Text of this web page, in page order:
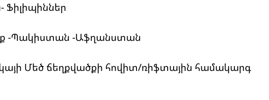
Ֆիլիպիններ
-Պակիստան -Աֆղանստան
Մեծ ճեղքվածքի հովիտ/ռիֆտային համակարգ